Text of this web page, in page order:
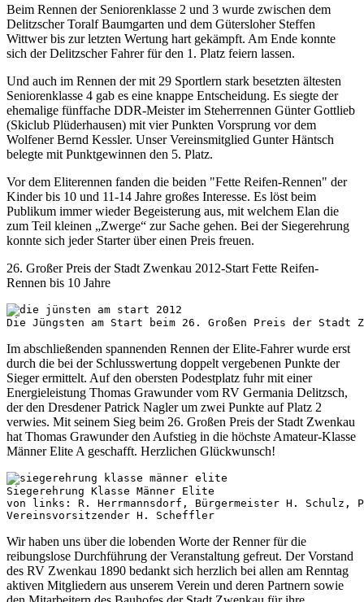
Beim Rennen der Seniorenklasse 2 und 3 wurde zwischen dem
Delitzscher Toralf Baumgarten und dem Gütersloher Steffen
Wittwer bis zur letzten Wertung hart gekämpft. Am Ende konnte
sich der Delitzscher Fahrer für den 1. Platz feiern lassen.
Und auch im Rennen der mit 29 Sportlern stark besetzten ältesten
Seniorenklasse 4 gab es eine knappe Entscheidung. Es siegte der
ehemalige fünffache DDR-Meister im Steherrennen Günter Gottlieb
(Skiclub Plüderhausen) mit vier Punkten Vorsprung vor dem
Wolfener Bernd Kessler. Unser Vereinsmitglied Gunter Häntsch
belegte mit Punktgewinnen den 5. Platz.
Vor dem Eliterennen fanden die beiden "Fette Reifen-Rennen" der
Kinder bis 10 und 11-14 Jahre großes Interesse. Es löst beim
Publikum immer wieder Begeisterung aus, mit welchem Elan die
zum Teil kleinen „Zwerge“ zur Sache gehen. Bei der Siegerehrung
konnte sich jeder Starter über einen Preis freuen.
26. Großer Preis der Stadt Zwenkau 2012-Start Fette Reifen-
Rennen bis 10 Jahre
Die Jüngsten am Start beim 26. Großen Preis der Stadt
Im abschließenden spannenden Rennen der Elite-Fahrer wurde erst
durch die bei der Schlusswertung doppelt vergebenen Punkte der
Sieger ermittelt. Auf den obersten Podestplatz fuhr mit einer
Energieleistung Thomas Grawunder vom RV Germania Delitzsch,
der den Dresdener Patrick Nagler um zwei Punkte auf Platz 2
verwies. Mit seinem Sieg beim 26. Großen Preis der Stadt Zwenkau
hat Thomas Grawunder den Aufstieg in die höchste Amateur-Klasse
Männer Elite A geschafft. Herzlichen Glückwunsch!
Siegerehrung Klasse Männer Elite
von links: R. Herrmannsdorf, Bürgermeister H. Schulz,
Vereinsvorsitzender H. Scheffler
Wir haben uns über die lobenden Worte der Renner für die
reibungslose Durchführung der Veranstaltung gefreut. Der Vorstand
des RV Zwenkau 1890 bedankt sich herzlich bei allen am Renntag
aktiven Mitgliedern aus unserem Verein und deren Partnern sowie